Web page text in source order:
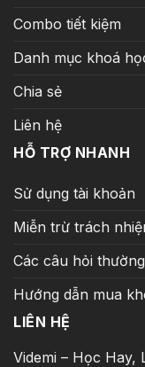
Combo tiết kiệm
Danh mục khoá
Chia sẻ
Liên hệ
HỖ TRỢ NHANH
Sử dụng tài khoản
Miễn trừ trách
Các câu hỏi
Hướng dẫn mua
LIÊN HỆ
Videmi – Học Hay,